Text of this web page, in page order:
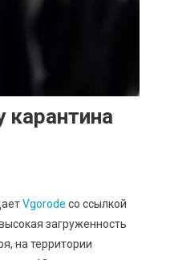
карантина
Vgorode со ссылкой
загруженность
на территории